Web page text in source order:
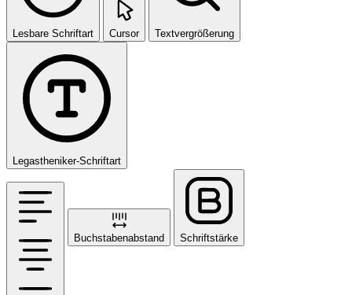
Lesbare Schriftart Cursor Textvergrößerung
Legastheniker-Schriftart
Buchstabenabstand Schriftstärke